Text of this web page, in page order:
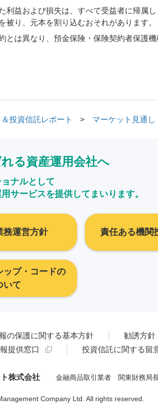
利益および損失は、すべて受益者に帰属
被り、元本を割り込むおそれがあります。
とは異なり、預金保険・保険契約者保護
投資信託レポート マーケット見通し
る資産運用会社へ
ナルとして
サービスを提供してまいります。
務運営方針 責任ある機関
ップ・コードの
いて
の保護に関する基本方針 勧誘方針
提供窓口
投資信託に関する留
株式会社 金融商品取引業者 関東財務局
Company Ltd. All rights reserved.